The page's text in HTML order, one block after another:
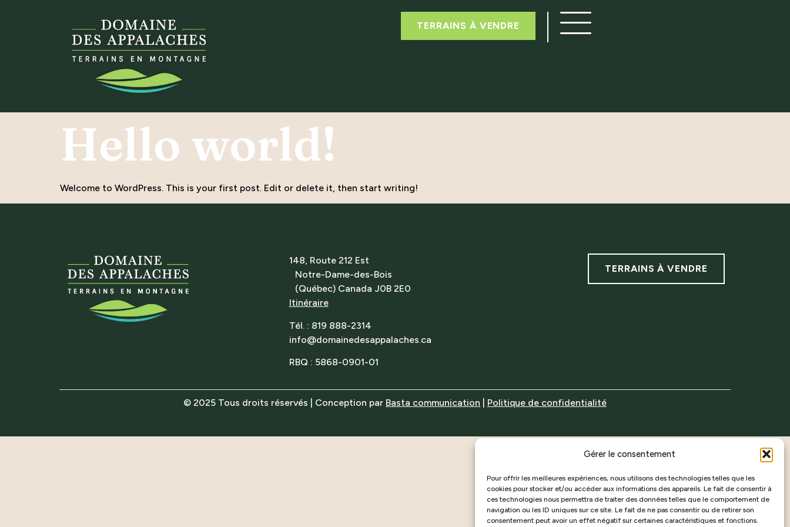
Gérer le consentement
Pour offrir les meilleures expériences, nous utilisons des technologies telles que les
cookies pour stocker et/ou accéder aux informations des appareils. Le fait de consentir à
ces technologies nous permettra de traiter des données telles que le comportement de
navigation ou les ID uniques sur ce site. Le fait de ne pas consentir ou de retirer son
consentement peut avoir un effet négatif sur certaines caractéristiques et fonctions.
TERRAINS À VENDRE
Hello world!
Welcome to WordPress. This is your first post. Edit or delete it, then start writing!
148, Route 212 Est
Notre-Dame-des-Bois
(Québec) Canada J0B 2E0
Itinéraire
Tél. : 819 888-2314
info@domainedesappalaches.ca
RBQ : 5868-0901-01
TERRAINS À VENDRE
© 2025 Tous droits réservés | Conception par Basta communication Politique de confidentialité